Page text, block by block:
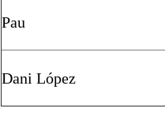
Pau
Dani López